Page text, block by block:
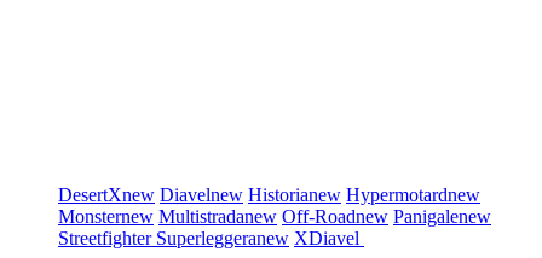
DesertXnew Diavelnew Historianew Hypermotardnew
Monsternew Multistradanew Off-Roadnew Panigalenew
Streetfighter Superleggeranew XDiavel